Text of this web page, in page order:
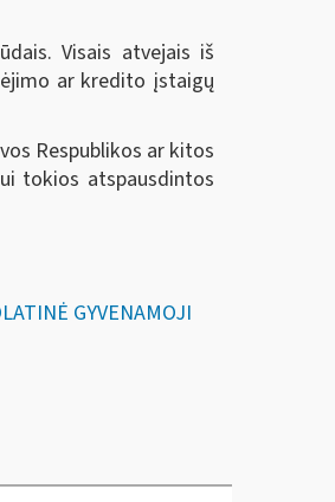
Visais atvejais iš
ar kredito įstaigų
Respublikos ar kitos
tokios atspausdintos
GYVENAMOJI